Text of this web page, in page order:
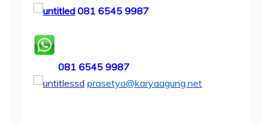
081 6545 9987
081 6545 9987
prasetyo@karyaagung.net